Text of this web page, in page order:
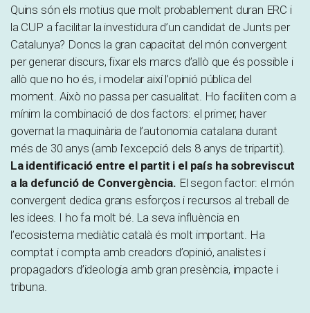
Quins són els motius que molt probablement duran ERC i
la CUP a facilitar la investidura d’un candidat de Junts per
Catalunya? Doncs la gran capacitat del món convergent
per generar discurs, fixar els marcs d’allò que és possible i
allò que no ho és, i modelar així l’opinió pública del
moment. Això no passa per casualitat. Ho faciliten com a
mínim la combinació de dos factors: el primer, haver
governat la maquinària de l’autonomia catalana durant
més de 30 anys (amb l’excepció dels 8 anys de tripartit).
La identificació entre el partit i el país ha sobreviscut
a la defunció de Convergència. El segon factor: el món
convergent dedica grans esforços i recursos al treball de
les idees. I ho fa molt bé. La seva influència en
l’ecosistema mediàtic català és molt important. Ha
comptat i compta amb creadors d’opinió, analistes i
propagadors d’ideologia amb gran presència, impacte i
tribuna.